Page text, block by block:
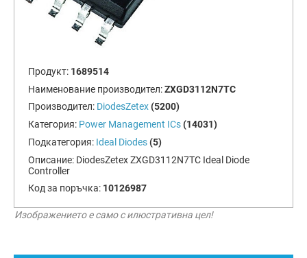
Продукт: 1689514
Наименование производител:ZXGD3112N7TC
Производител: DiodesZetex (5200)
Категория: Power Management ICs (14031)
Подкатегория: Ideal Diodes (5)
Описание: DiodesZetex ZXGD3112N7TC Ideal Diode
Controller
Код за поръчка: 10126987
Изображението е само с илюстративна цел!